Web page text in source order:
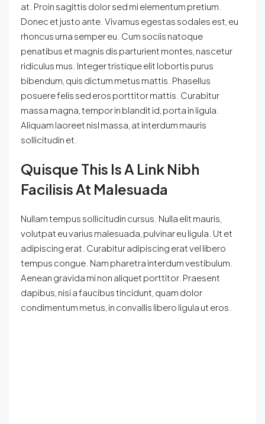
at. Proin sagittis dolor sed mi elementum pretium.
Donec et justo ante. Vivamus egestas sodales est, eu
rhoncus urna semper eu. Cum sociis natoque
penatibus et magnis dis parturient montes, nascetur
ridiculus mus. Integer tristique elit lobortis purus
bibendum, quis dictum metus mattis. Phasellus
posuere felis sed eros porttitor mattis. Curabitur
massa magna, tempor in blandit id, porta in ligula.
Aliquam laoreet nisl massa, at interdum mauris
sollicitudin et.
Quisque This Is A Link Nibh
Facilisis At Malesuada
Nullam tempus sollicitudin cursus. Nulla elit mauris,
volutpat eu varius malesuada, pulvinar eu ligula. Ut et
adipiscing erat. Curabitur adipiscing erat vel libero
tempus congue. Nam pharetra interdum vestibulum.
Aenean gravida mi non aliquet porttitor. Praesent
dapibus, nisi a faucibus tincidunt, quam dolor
condimentum metus, in convallis libero ligula ut eros.